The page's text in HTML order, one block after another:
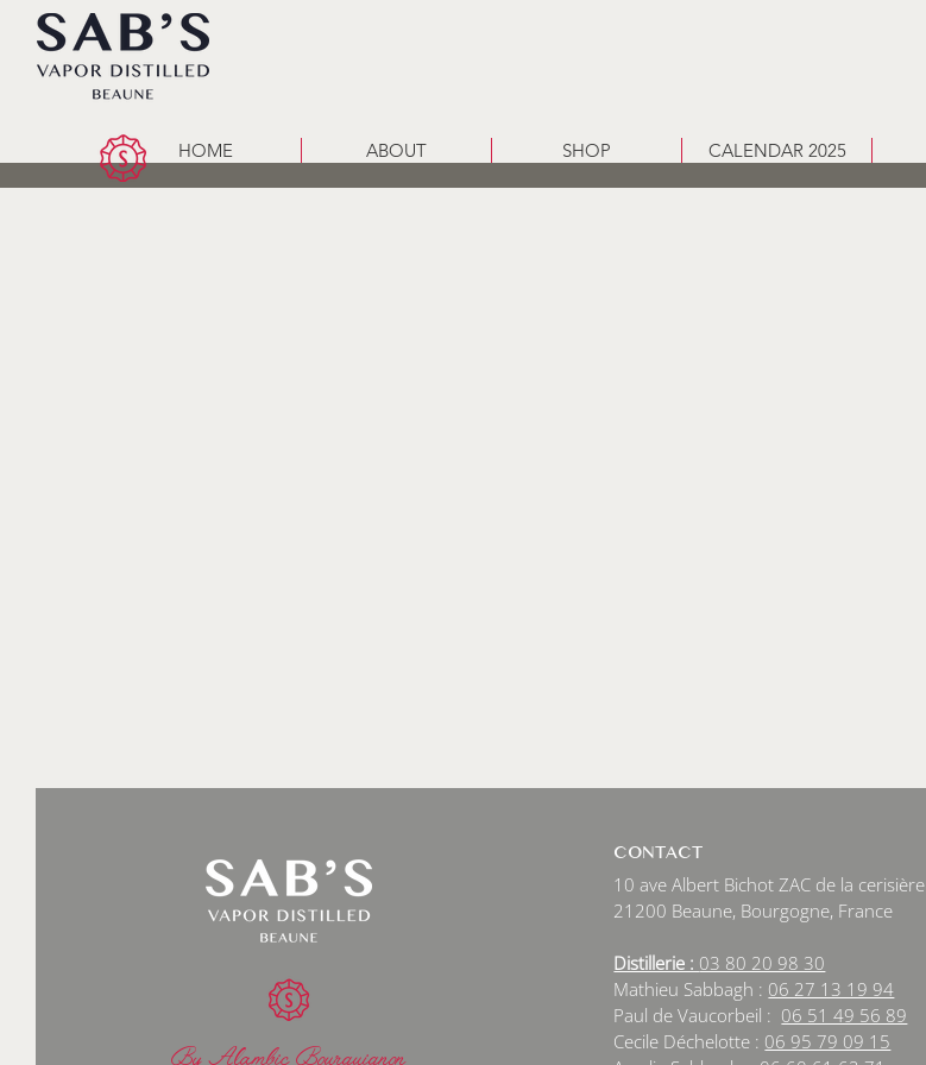
HOME ABOUT SHOP CALENDAR 2025
CONTACT
10 ave Albert Bichot ZAC de la cerisière
21200 Beaune, Bourgogne, France
Distillerie : 03 80 20 98 30
Mathieu Sabbagh : 06 27 13 19 94
Paul de Vaucorbeil : 06 51 49 56 89
Cecile Déchelotte : 06 95 79 09 15